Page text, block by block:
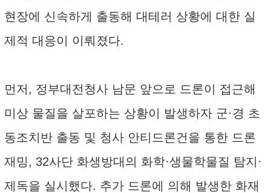
현장에 신속하게 출동해 대테러 상황에 대한 실
제적 대응이 이뤄졌다.
먼저, 정부대전청사 남문 앞으로 드론이 접근해
미상 물질을 살포하는 상황이 발생하자 군·경 초
동조치반 출동 및 청사 안티드론건을 통한 드론
재밍, 32사단 화생방대의 화학·생물학물질 탐지·
제독을 실시했다. 추가 드론에 의해 발생한 화재